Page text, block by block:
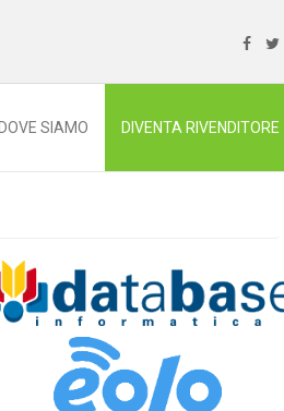
DOVE SIAMO DIVENTA RIVENDITORE